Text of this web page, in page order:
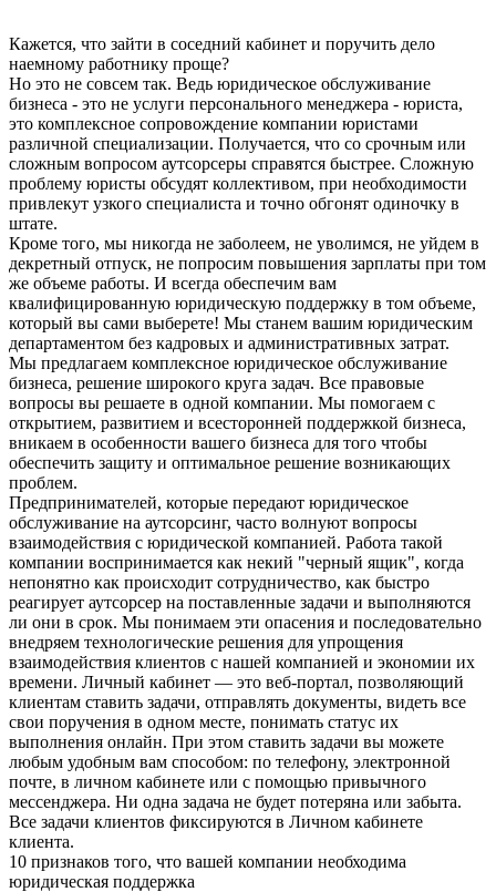
Кажется, что зайти в соседний кабинет и поручить дело
наемному работнику проще?
Но это не совсем так. Ведь юридическое обслуживание
бизнеса - это не услуги персонального менеджера - юриста,
это комплексное сопровождение компании юристами
различной специализации. Получается, что со срочным или
сложным вопросом аутсорсеры справятся быстрее. Сложную
проблему юристы обсудят коллективом, при необходимости
привлекут узкого специалиста и точно обгонят одиночку в
штате.
Кроме того, мы никогда не заболеем, не уволимся, не уйдем в
декретный отпуск, не попросим повышения зарплаты при том
же объеме работы. И всегда обеспечим вам
квалифицированную юридическую поддержку в том объеме,
который вы сами выберете! Мы станем вашим юридическим
департаментом без кадровых и административных затрат.
Мы предлагаем комплексное юридическое обслуживание
бизнеса, решение широкого круга задач. Все правовые
вопросы вы решаете в одной компании. Мы помогаем с
открытием, развитием и всесторонней поддержкой бизнеса,
вникаем в особенности вашего бизнеса для того чтобы
обеспечить защиту и оптимальное решение возникающих
проблем.
Предпринимателей, которые передают юридическое
обслуживание на аутсорсинг, часто волнуют вопросы
взаимодействия с юридической компанией. Работа такой
компании воспринимается как некий "черный ящик", когда
непонятно как происходит сотрудничество, как быстро
реагирует аутсорсер на поставленные задачи и выполняются
ли они в срок. Мы понимаем эти опасения и последовательно
внедряем технологические решения для упрощения
взаимодействия клиентов с нашей компанией и экономии их
времени. Личный кабинет — это веб-портал, позволяющий
клиентам ставить задачи, отправлять документы, видеть все
свои поручения в одном месте, понимать статус их
выполнения онлайн. При этом ставить задачи вы можете
любым удобным вам способом: по телефону, электронной
почте, в личном кабинете или с помощью привычного
мессенджера. Ни одна задача не будет потеряна или забыта.
Все задачи клиентов фиксируются в Личном кабинете
клиента.
10 признаков того, что вашей компании необходима
юридическая поддержка